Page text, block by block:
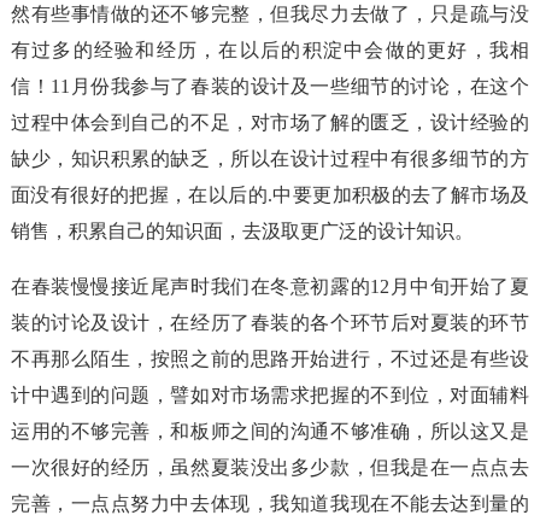
然有些事情做的还不够完整，但我尽力去做了，只是疏与没
有过多的经验和经历，在以后的积淀中会做的更好，我相
信！11月份我参与了春装的设计及一些细节的讨论，在这个
过程中体会到自己的不足，对市场了解的匮乏，设计经验的
缺少，知识积累的缺乏，所以在设计过程中有很多细节的方
面没有很好的把握，在以后的.中要更加积极的去了解市场及
销售，积累自己的知识面，去汲取更广泛的设计知识。
在春装慢慢接近尾声时我们在冬意初露的12月中旬开始了夏
装的讨论及设计，在经历了春装的各个环节后对夏装的环节
不再那么陌生，按照之前的思路开始进行，不过还是有些设
计中遇到的问题，譬如对市场需求把握的不到位，对面辅料
运用的不够完善，和板师之间的沟通不够准确，所以这又是
一次很好的经历，虽然夏装没出多少款，但我是在一点点去
完善，一点点努力中去体现，我知道我现在不能去达到量的